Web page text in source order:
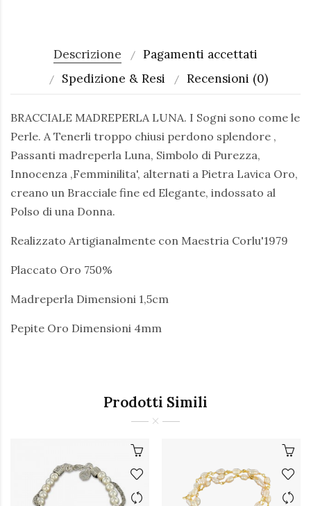
Descrizione
Pagamenti accettati
Spedizione & Resi
Recensioni (0)
BRACCIALE MADREPERLA LUNA. I Sogni sono come le
Perle. A Tenerli troppo chiusi perdono splendore ,
Passanti madreperla Luna, Simbolo di Purezza,
Innocenza ,Femminilita', alternati a Pietra Lavica Oro,
creano un Bracciale fine ed Elegante, indossato al
Polso di una Donna.
Realizzato Artigianalmente con Maestria Corlu'1979
Placcato Oro 750%
Madreperla Dimensioni 1,5cm
Pepite Oro Dimensioni 4mm
Prodotti Simili